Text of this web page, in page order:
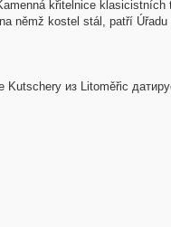
křitelnice klasicistních
němž kostel stál, patří
из Litoměřic